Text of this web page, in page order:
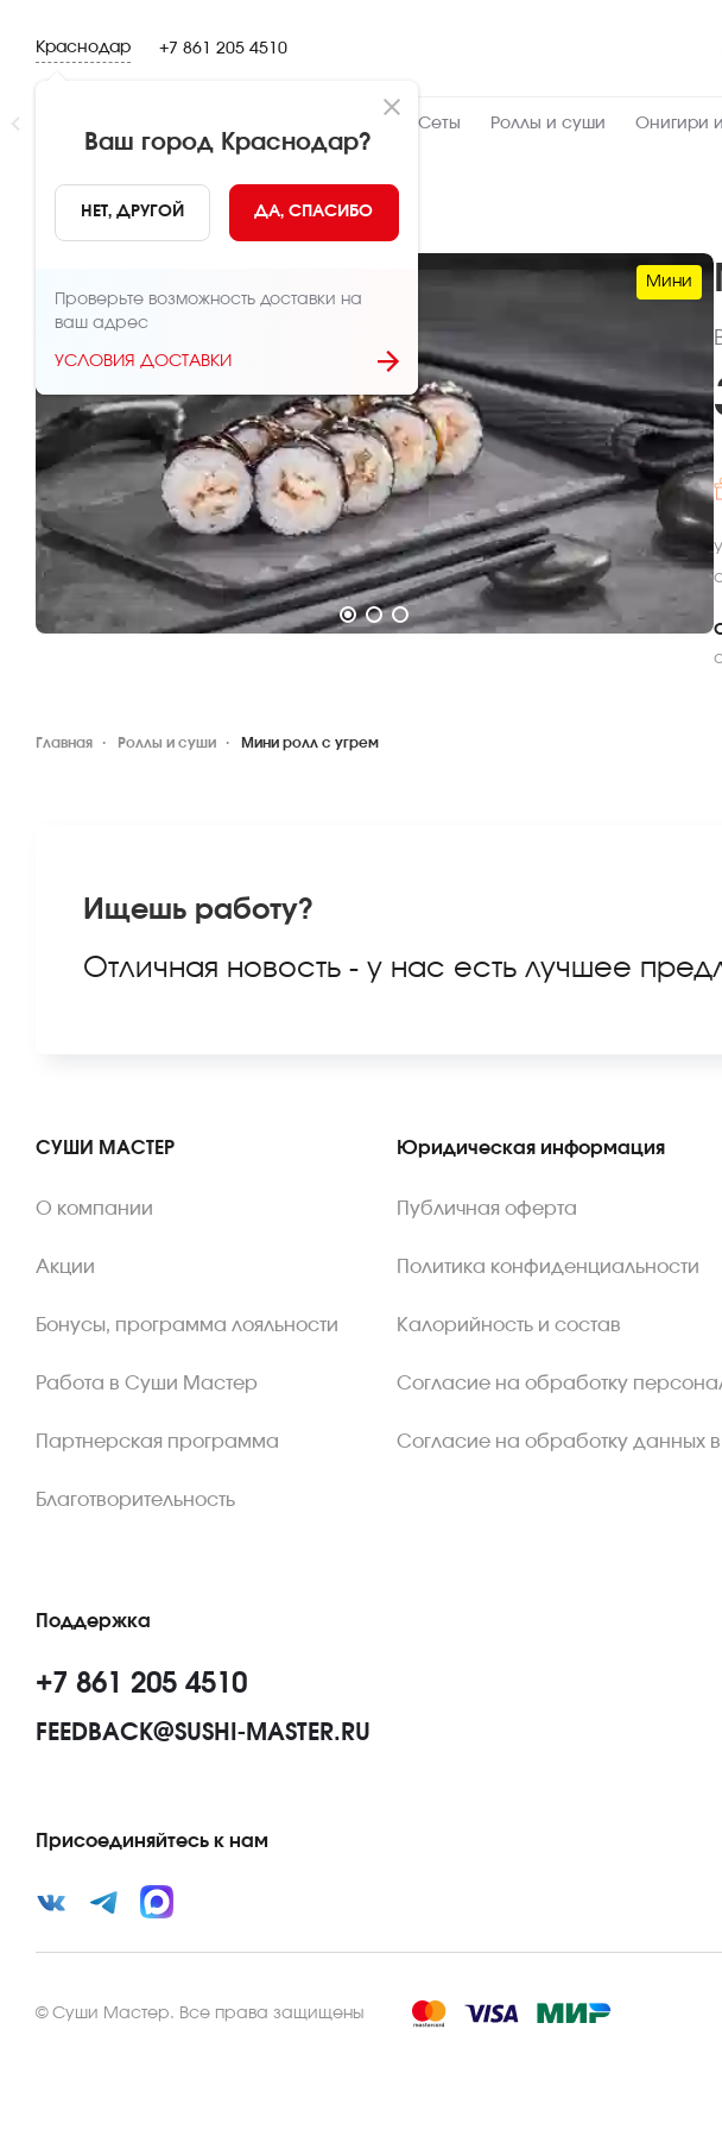
Краснодар
Ваш город Краснодар?
НЕТ, ДРУГОЙ ДА, СПАСИБО
Проверьте возможность доставки на
ваш адрес
УСЛОВИЯ ДОСТАВКИ
+7 861 205 4510
Сеты Роллы и суши Онигири
НАЗАД
Мини
Главная Роллы и суши Мини ролл с угрем
Ищешь работу?
Отличная новость - у нас есть лучшее
СУШИ МАСТЕР
О компании
Акции
Бонусы, программа лояльности
Работа в Суши Мастер
Партнерская программа
Благотворительность
Юридическая информация
Публичная оферта
Политика конфиденциальности
Калорийность и состав
Согласие на обработку
Согласие на обработку данных
Поддержка
+7 861 205 4510
FEEDBACK@SUSHI-MASTER.RU
Присоединяйтесь к нам
© Суши Мастер. Все права защищены